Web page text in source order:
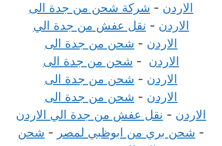
الاردن - شركة شحن من جدة الى
الاردن - نقل عفش من جدة الي
الاردن - شحن من جدة الى
الاردن - شحن من جدة الى
الاردن - شحن من جدة الى
الاردن - شحن من جدة الى
الاردن - نقل عفش من جدة الي الاردن
- شحن بري من ابوظبي لمصر - شحن